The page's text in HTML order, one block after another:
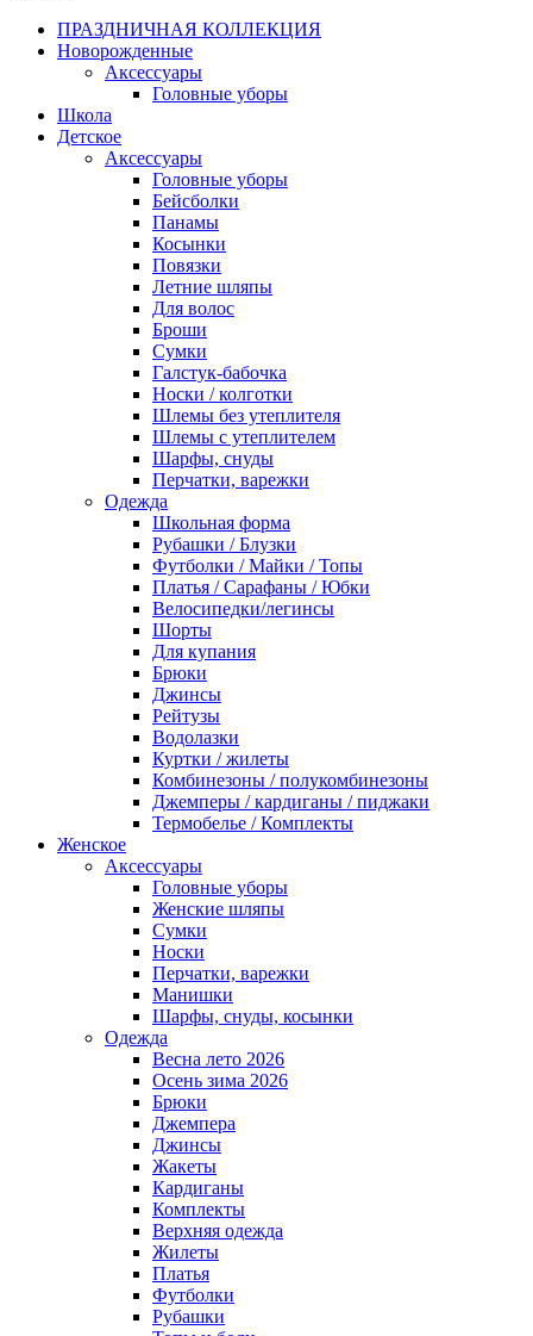
ПРАЗДНИЧНАЯ КОЛЛЕКЦИЯ
Новорожденные
Аксессуары
Головные уборы
Школа
Детское
Аксессуары
Головные уборы
Бейсболки
Панамы
Косынки
Повязки
Летние шляпы
Для волос
Броши
Сумки
Галстук-бабочка
Носки / колготки
Шлемы без утеплителя
Шлемы с утеплителем
Шарфы, снуды
Перчатки, варежки
Одежда
Школьная форма
Рубашки / Блузки
Футболки / Майки / Топы
Платья / Сарафаны / Юбки
Велосипедки/легинсы
Шорты
Для купания
Брюки
Джинсы
Рейтузы
Водолазки
Куртки / жилеты
Комбинезоны / полукомбинезоны
Джемперы / кардиганы / пиджаки
Термобелье / Комплекты
Женское
Аксессуары
Головные уборы
Женские шляпы
Сумки
Носки
Перчатки, варежки
Манишки
Шарфы, снуды, косынки
Одежда
Весна лето 2026
Осень зима 2026
Брюки
Джемпера
Джинсы
Жакеты
Кардиганы
Комплекты
Верхняя одежда
Жилеты
Платья
Футболки
Рубашки